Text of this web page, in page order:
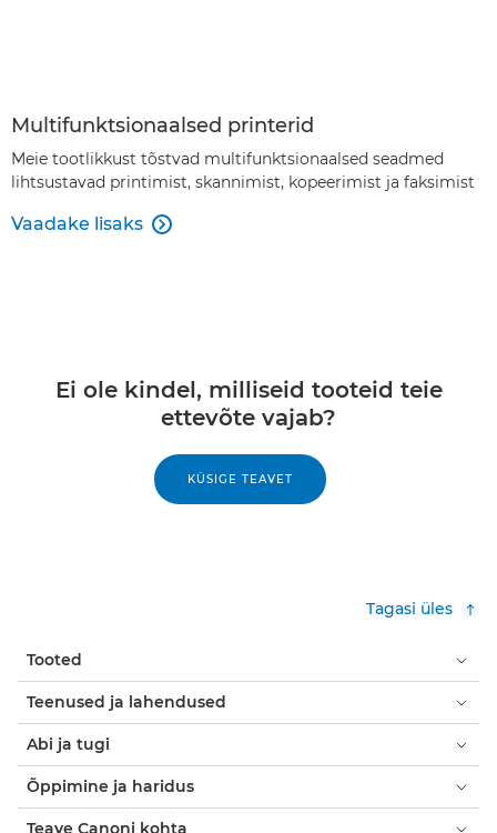
Multifunktsionaalsed printerid
Meie tootlikkust tõstvad multifunktsionaalsed seadmed
lihtsustavad printimist, skannimist, kopeerimist ja faksimist
Vaadake lisaks 
Ei ole kindel, milliseid tooteid teie
ettevõte vajab?
KÜSIGE TEAVET
Tagasi üles
Tooted
Teenused ja lahendused
Abi ja tugi
Õppimine ja haridus
Teave Canoni kohta